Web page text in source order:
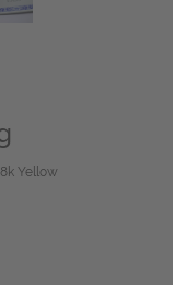
Yellow